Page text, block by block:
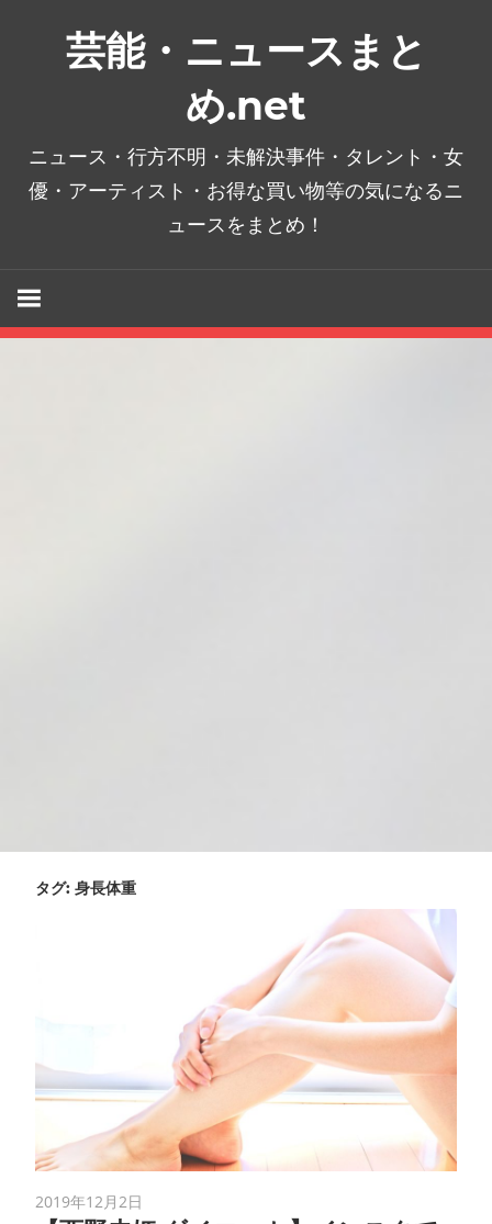
芸能・ニュースまと
め.net
ニュース・行方不明・未解決事件・タレント・女
優・アーティスト・お得な買い物等の気になるニ
ュースをまとめ！
タグ: 身長体重
2019年12月2日